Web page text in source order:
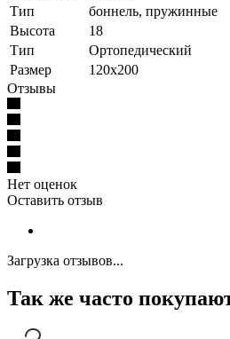
Тип
боннель, пружинные
Высота
18
Тип
Ортопедический
Размер
120x200
Отзывы
Нет оценок
Оставить отзыв
Загрузка отзывов...
Так же часто